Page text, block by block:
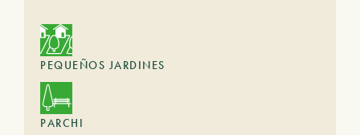
PEQUEÑOS JARDINES
PARCHI